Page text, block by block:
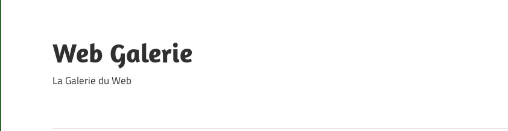
content
Web Galerie
La Galerie du Web